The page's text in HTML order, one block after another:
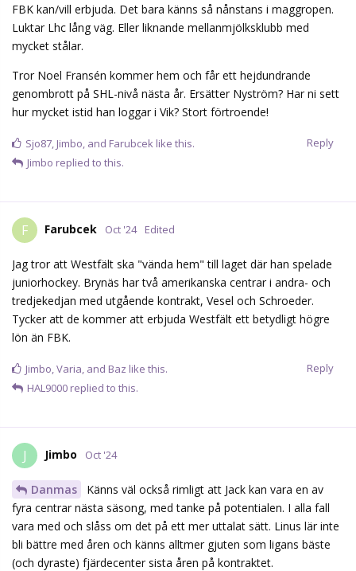
FBK kan/vill erbjuda. Det bara känns så nånstans i maggropen.
Luktar Lhc lång väg. Eller liknande mellanmjölksklubb med
mycket stålar.
Tror Noel Fransén kommer hem och får ett hejdundrande
genombrott på SHL-nivå nästa år. Ersätter Nyström? Har ni sett
hur mycket istid han loggar i Vik? Stort förtroende!
Reply
Sjo87, Jimbo, and Farubcek like this.
Jimbo replied to this.
F Farubcek Oct '24 Edited
Jag tror att Westfält ska "vända hem" till laget där han spelade
juniorhockey. Brynäs har två amerikanska centrar i andra- och
tredjekedjan med utgående kontrakt, Vesel och Schroeder.
Tycker att de kommer att erbjuda Westfält ett betydligt högre
lön än FBK.
Reply
Jimbo,Varia, and Baz like this.
HAL9000 replied to this.
J Jimbo Oct '24
Danmas
Känns väl också rimligt att Jack kan vara en av
fyra centrar nästa säsong, med tanke på potentialen. I alla fall
vara med och slåss om det på ett mer uttalat sätt. Linus lär inte
bli bättre med åren och känns alltmer gjuten som ligans bäste
(och dyraste) fjärdecenter sista åren på kontraktet.